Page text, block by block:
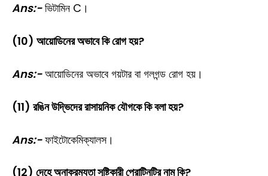
Ans:-ভিটামিন C।
(10) আয়োডিনের অভাবে কি রোগ হয়?
Ans:-আয়োডিনের অভাবে গয়টার বা গলগন্ড রোগ হয়।
(11) রঙিন উদ্ভিদের রাসায়নিক যৌগকে কি বলা হয়?
Ans:-ফাইটোকেমিক্যালস।
(12) দেহে অনাক্রম্যতা সৃষ্টিকারী প্রোটিনটির নাম কি?